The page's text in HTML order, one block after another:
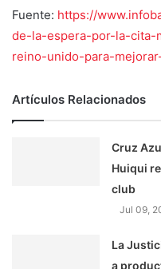
Fuente: https://
de-la-espera-por-la-cita-
reino-unido-para-
Artículos Relacionados
Cruz
Huiqui
club
Jul 09,
La
a